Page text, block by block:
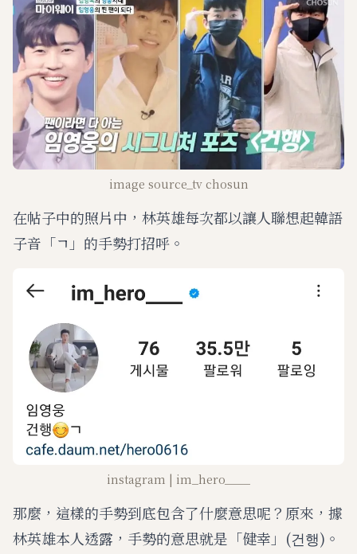
image source_tv chosun
在帖子中的照片中，林英雄每次都以讓人聯想起韓語
子音「ㄱ」的手勢打招呼。
instagram | im_hero____
那麼，這樣的手勢到底包含了什麼意思呢？原來，據
林英雄本人透露，手勢的意思就是「健幸」(건행)。